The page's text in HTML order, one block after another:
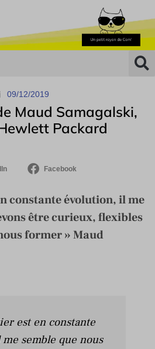
09/12/2019
Maud Samagalski,
Packard
Facebook
constante évolution, il me
être curieux, flexibles
former » Maud
est en constante
semble que nous